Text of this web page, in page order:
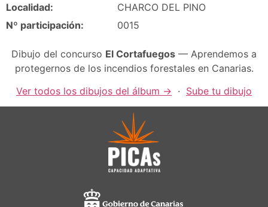
Localidad:
CHARCO DEL PINO
Nº participación:
0015
Dibujo del concurso El Cortafuegos — Aprendemos a
protegernos de los incendios forestales en Canarias.
Ver todos los dibujos del álbum → · Sube tu dibujo